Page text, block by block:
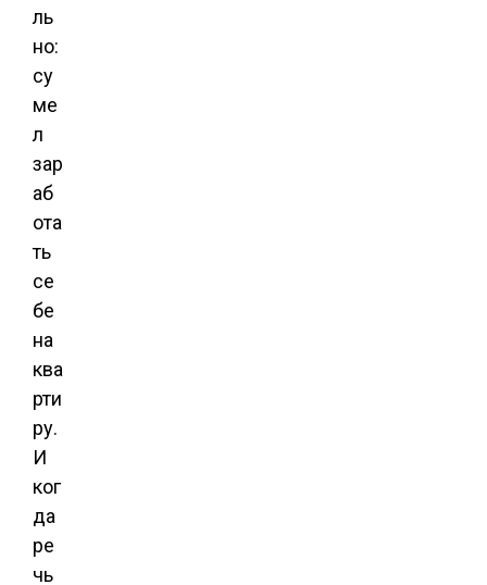
ль
но:
су
ме
л
зар
аб
ота
ть
се
бе
на
ква
рти
ру.
И
ког
да
ре
чь